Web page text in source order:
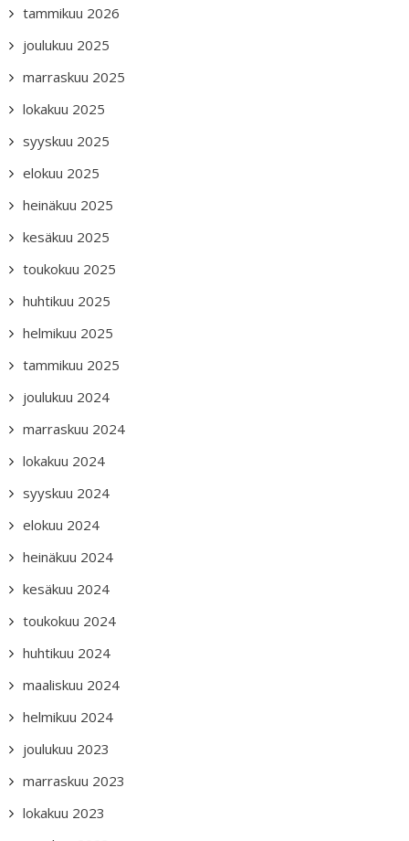
tammikuu 2026
joulukuu 2025
marraskuu 2025
lokakuu 2025
syyskuu 2025
elokuu 2025
heinäkuu 2025
kesäkuu 2025
toukokuu 2025
huhtikuu 2025
helmikuu 2025
tammikuu 2025
joulukuu 2024
marraskuu 2024
lokakuu 2024
syyskuu 2024
elokuu 2024
heinäkuu 2024
kesäkuu 2024
toukokuu 2024
huhtikuu 2024
maaliskuu 2024
helmikuu 2024
joulukuu 2023
marraskuu 2023
lokakuu 2023